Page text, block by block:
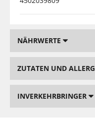
NÄHRWERTE
ZUTATEN UND
INVERKEHRBRINGER